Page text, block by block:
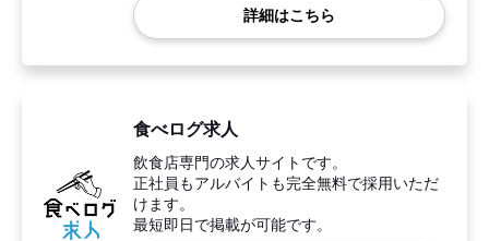
詳細はこちら
食べログ求人
飲食店専門の求人サイトです。
正社員もアルバイトも完全無料で採用いただ
けます。
最短即日で掲載が可能です。